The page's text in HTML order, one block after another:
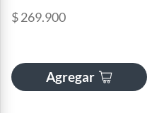
$ 269.900
Agregar